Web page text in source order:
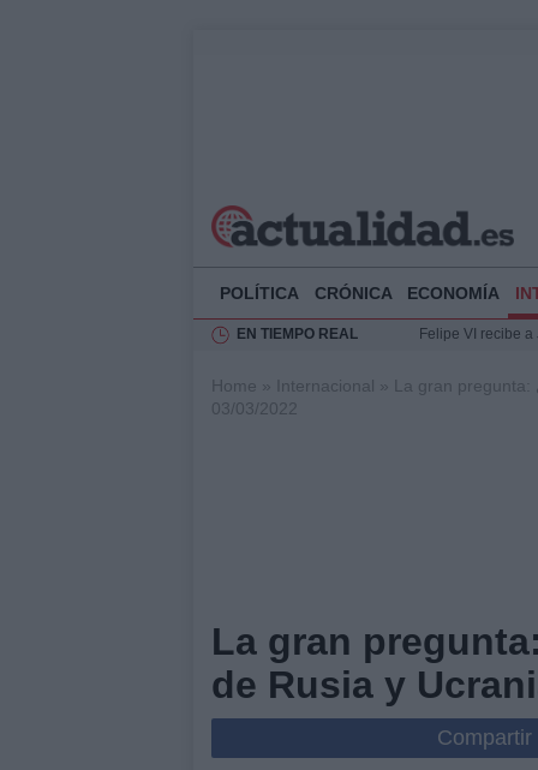
POLÍTICA CRÓNICA ECONOMÍA
EN TIEMPO REAL
Felipe VI recibe
Impacto
Home » Internacional »
La gran
03/03/2022
La gran
de Rusia y